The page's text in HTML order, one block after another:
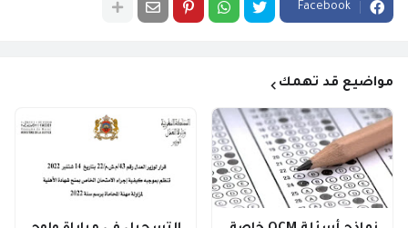
Facebook
مواضيع قد تهمك